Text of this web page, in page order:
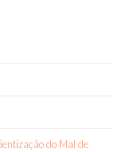
do Mal de